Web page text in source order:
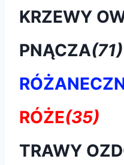
KRZEWY
PNĄCZA(71)
RÓŻE(35)
TRAWY